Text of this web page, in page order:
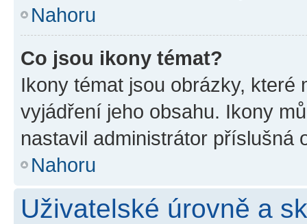
Nahoru
Co jsou ikony témat?
Ikony témat jsou obrázky,
vyjádření jeho obsahu. Ikony
nastavil administrátor příslušná
Nahoru
Uživatelské úrovně a